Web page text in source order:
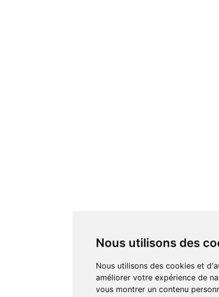
Nous utilisons des
Nous utilisons des cookies et
améliorer votre expérience de
vous montrer un contenu